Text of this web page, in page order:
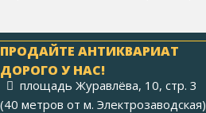
ПРОДАЙТЕ АНТИКВАРИАТ
ДОРОГО У НАС!
площадь Журавлёва, 10, стр. 3
(40 метров от м. Электрозаводская)